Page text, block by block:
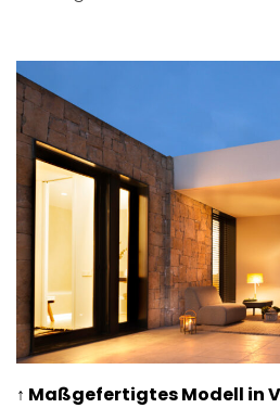
↑ Maßgefertigtes Modell in